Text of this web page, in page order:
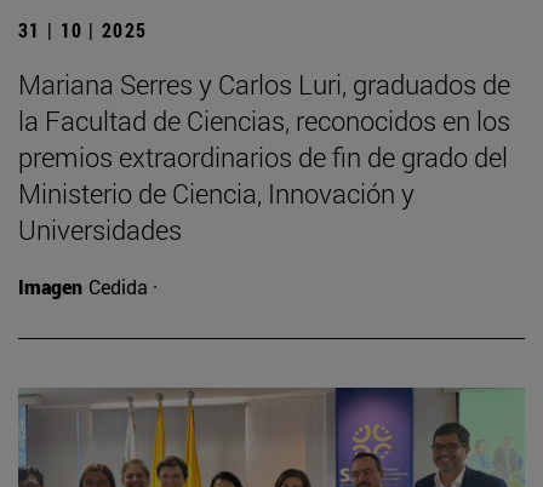
31 | 10 | 2025
Mariana Serres y Carlos Luri, graduados de
la Facultad de Ciencias, reconocidos en los
premios extraordinarios de fin de grado del
Ministerio de Ciencia, Innovación y
Universidades
Imagen Cedida ·